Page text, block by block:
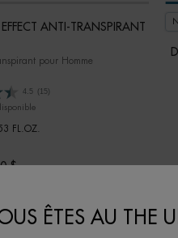
ANTI-TRANSPIRANT
pour Homme
4.5 (15)
FL.OZ.
$
AQUAPOWER ICE COOLING
ÊTES AU THE